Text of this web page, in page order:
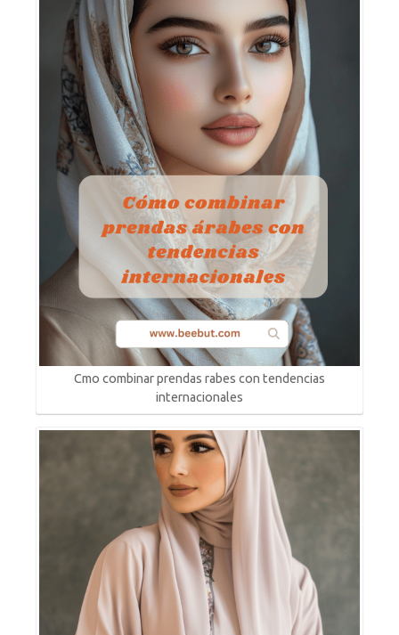
Cmo combinar prendas rabes con tendencias
internacionales